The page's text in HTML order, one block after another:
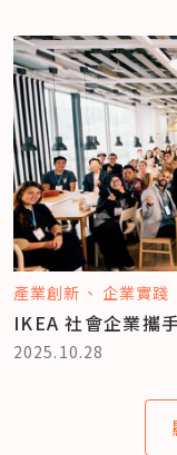
產業創新 企業實踐
IKEA 社會企業攜
2025.10.28